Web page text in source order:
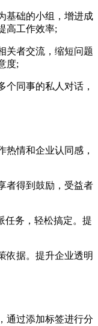
基础的小组，增进成
高工作效率;
关者交流，缩短问题
度;
个同事的私人对话，
热情和企业认同感，
者得到鼓励，受益者
任务，轻松搞定。提
依据。提升企业透明
通过添加标签进行分